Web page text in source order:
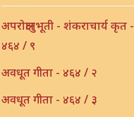
अपरोक्षानुभूती - शंकराचार्य कृत -
४६४ / ९
अवधूत गीता - ४६४ / २
अवधूत गीता - ४६४ / ३